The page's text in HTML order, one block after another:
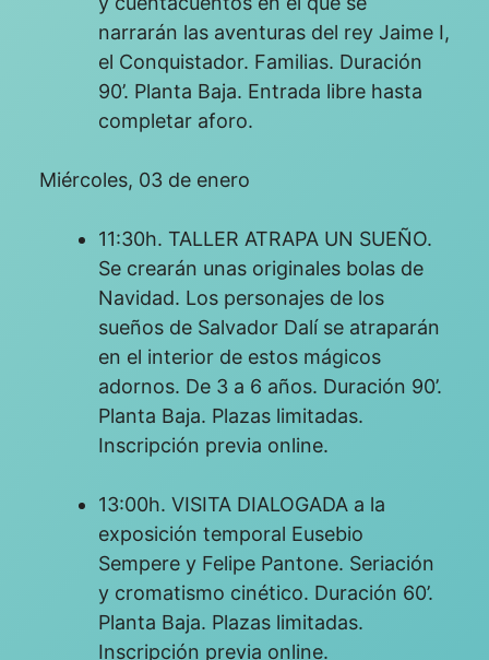
narrarán las aventuras del rey Jaime I,
el Conquistador. Familias. Duración
90’. Planta Baja. Entrada libre hasta
completar aforo.
Miércoles, 03 de enero
11:30h. TALLER ATRAPA UN SUEÑO.
Se crearán unas originales bolas de
Navidad. Los personajes de los
sueños de Salvador Dalí se atraparán
en el interior de estos mágicos
adornos. De 3 a 6 años. Duración 90’.
Planta Baja. Plazas limitadas.
Inscripción previa online.
13:00h. VISITA DIALOGADA a la
exposición temporal Eusebio
Sempere y Felipe Pantone. Seriación
y cromatismo cinético. Duración 60’.
Planta Baja. Plazas limitadas.
Inscripción previa online.